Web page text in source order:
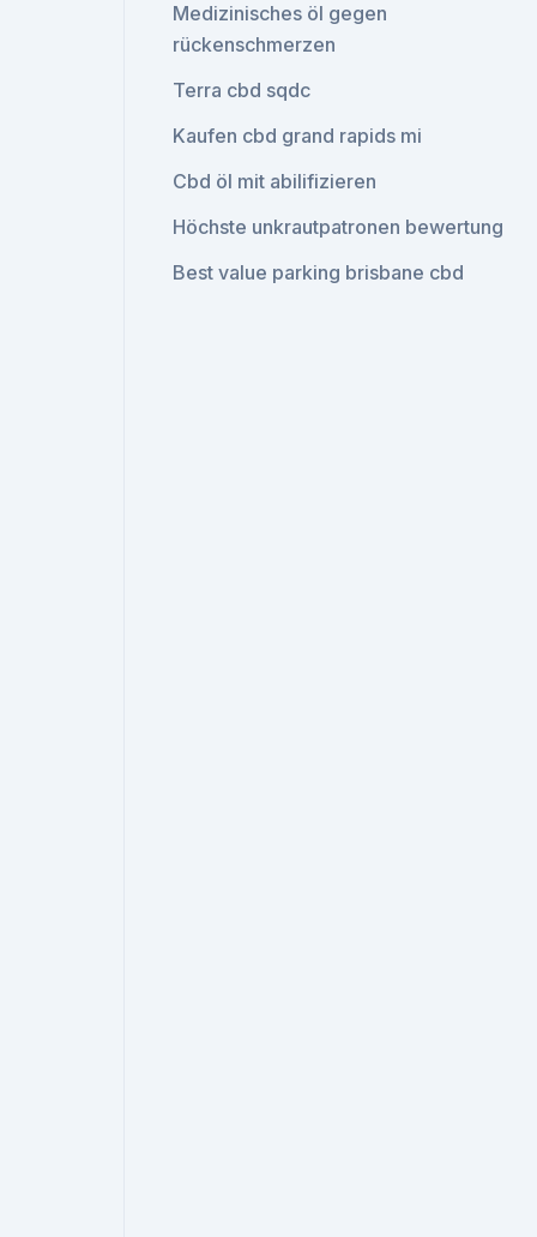
Medizinisches öl gegen
rückenschmerzen
Terra cbd sqdc
Kaufen cbd grand rapids mi
Cbd öl mit abilifizieren
Höchste unkrautpatronen bewertung
Best value parking brisbane cbd